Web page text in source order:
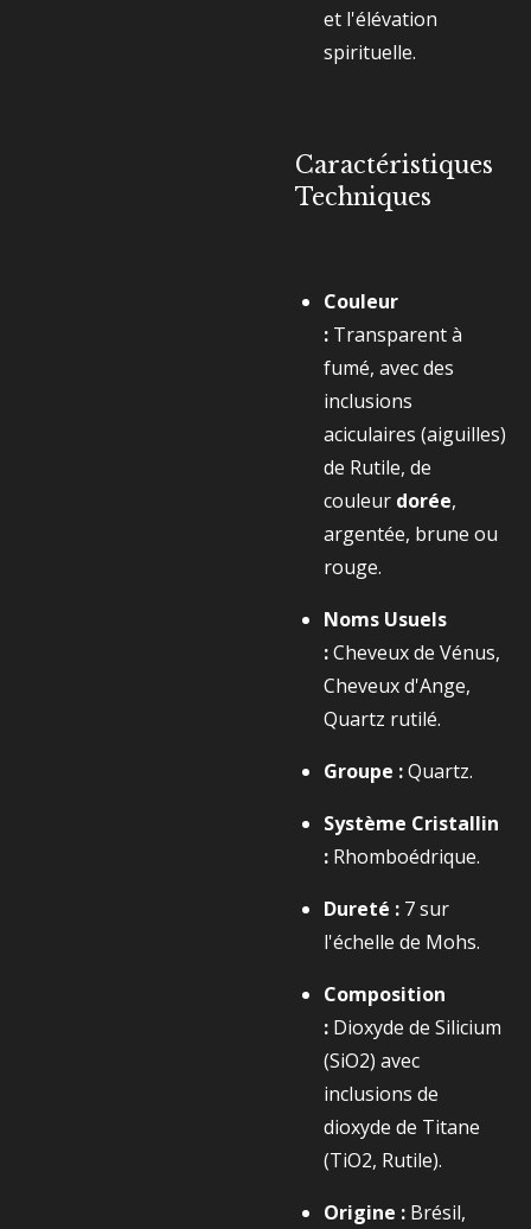
et l'élévation
spirituelle.
Caractéristiques
Techniques
Couleur
: Transparent à
fumé, avec des
inclusions
aciculaires (aiguilles)
de Rutile, de
couleur dorée,
argentée, brune ou
rouge.
Noms Usuels
:Cheveux de Vénus,
Cheveux d'Ange,
Quartz rutilé.
Groupe :Quartz.
Système Cristallin
: Rhomboédrique.
Dureté : 7sur
l'échelle de Mohs.
Composition
: Dioxyde de Silicium
(SiO2​) avec
inclusions de
dioxyde de Titane
(TiO2​, Rutile).
Origine : Brésil,